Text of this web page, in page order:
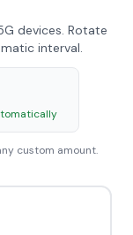
devices. Rotate
interval.
custom amount.